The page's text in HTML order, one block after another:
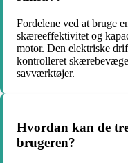
Fordelene ved at bruge
skæreeffektivitet og
motor. Den elektriske
kontrolleret
savværktøjer.
Hvordan kan de
brugeren?